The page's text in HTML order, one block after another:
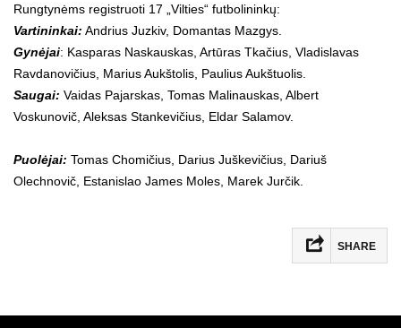
Rungtynėms registruoti 17 „Vilties“ futbolininkų:
Vartininkai: Andrius Juzkiv, Domantas Mazgys.
Gynėjai: Kasparas Naskauskas, Artūras Tkačius, Vladislavas
Ravdanovičius, Marius Aukštolis, Paulius Aukštuolis.
Saugai: Vaidas Pajarskas, Tomas Malinauskas, Albert
Voskunovič, Aleksas Stankevičius, Eldar Salamov.
Puolėjai: Tomas Chomičius, Darius Juškevičius, Dariuš
Olechnovič, Estanislao James Moles, Marek Jurčik.
SHARE